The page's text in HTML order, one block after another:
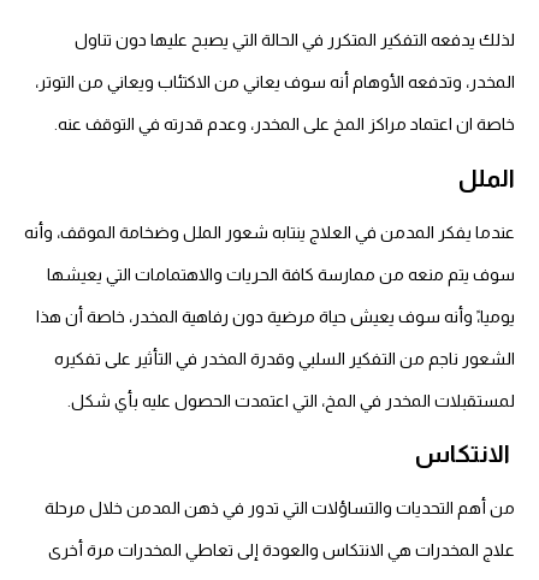
لذلك يدفعه التفكير المتكرر في الحالة التي يصبح عليها دون تناول
المخدر، وتدفعه الأوهام أنه سوف يعاني من الاكتئاب ويعاني من التوتر،
خاصة ان اعتماد مراكز المخ على المخدر، وعدم قدرته في التوقف عنه.
الملل
عندما يفكر المدمن في العلاج ينتابه شعور الملل وضخامة الموقف، وأنه
سوف يتم منعه من ممارسة كافة الحريات والاهتمامات التي يعيشها
يوميا،ً وأنه سوف يعيش حياة مرضية دون رفاهية المخدر، خاصة أن هذا
الشعور ناجم من التفكير السلبي وقدرة المخدر في التأثير على تفكيره
لمستقبلات المخدر في المخ، التي اعتمدت الحصول عليه بأي شكل.
الانتكاس
من أهم التحديات والتساؤلات التي تدور في ذهن المدمن خلال مرحلة
علاج المخدرات هي الانتكاس والعودة إلى تعاطي المخدرات مرة أخرى